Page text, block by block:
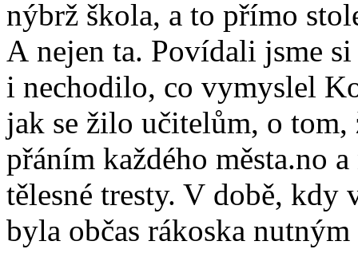
nýbrž škola, a to přímo
A nejen ta. Povídali jsme
i nechodilo, co vymyslel
jak se žilo učitelům, o
přáním každého města.no
tělesné tresty. V době, kdy
byla občas rákoska